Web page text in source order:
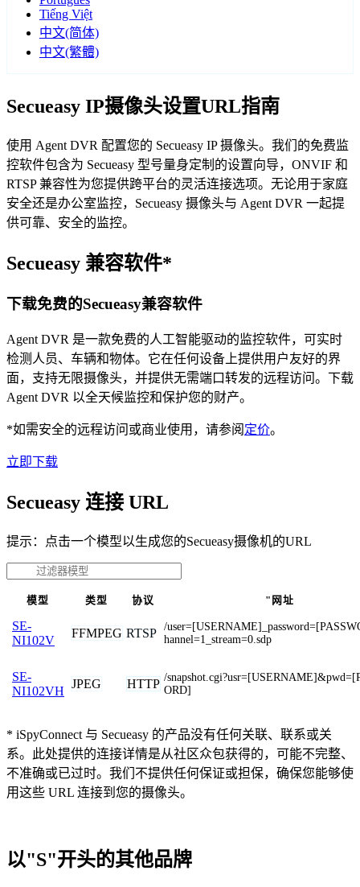
Tiếng Việt
中文(简体)
中文(繁體)
Secueasy IP摄像头设置URL指南
使用 Agent DVR 配置您的 Secueasy IP 摄像头。我们的免费监
控软件包含为 Secueasy 型号量身定制的设置向导，ONVIF 和
RTSP 兼容性为您提供跨平台的灵活连接选项。无论用于家庭
安全还是办公室监控，Secueasy 摄像头与 Agent DVR 一起提
供可靠、安全的监控。
Secueasy 兼容软件*
下载免费的Secueasy兼容软件
Agent DVR 是一款免费的人工智能驱动的监控软件，可实时
检测人员、车辆和物体。它在任何设备上提供用户友好的界
面，支持无限摄像头，并提供无需端口转发的远程访问。下载
Agent DVR 以全天候监控和保护您的财产。
*如需安全的远程访问或商业使用，请参阅 定价。
立即下载
Secueasy 连接 URL
提示：点击一个模型以生成您的Secueasy摄像机的URL
模型 类型 协议 "网址
SE-
NI102V
FFMPEG RTSP /
hannel=1_stream=0.sdp
SE-
NI102VH
JPEG HTTP /
ORD]
* iSpyConnect 与 Secueasy 的产品没有任何关联、联系或关
系。此处提供的连接详情是从社区众包获得的，可能不完整、
不准确或已过时。我们不提供任何保证或担保，确保您能够使
用这些 URL 连接到您的摄像头。
以"S"开头的其他品牌